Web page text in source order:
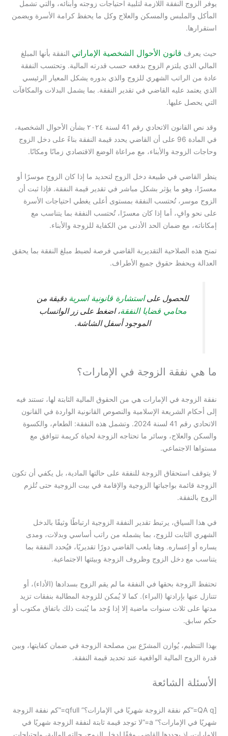
يوفر الزوج النفقة اللازمة لتلبية احتياجات زوجته وأبنائه، والتي تشمل
المأكل والملبس والمسكن والعلاج وكل ما يحفظ كرامة الأسرة ويضمن
استقرارها.
حيث يعرف قانون الأحوال الشخصية الإماراتي النفقة بأنها المبلغ
المالي الذي يلتزم الزوج بدفعه حسب قدرته المالية. وتحتسب النفقة
عادة من الراتب الشهري للزوج والذي بدوره يشكل المعيار الرئيسي
الذي يعتمد عليه القاضي في تقدير النفقة. بما يشمل البدلات والمكافآت
التي يحصل عليها.
وقد نص القانون الاتحادي رقم 41 لسنة ٢٠٢٤ بشأن الأحوال الشخصية،
في المادة 96 على أن القاضي يحدد قيمة النفقة بناءً على دخل الزوج
وحاجات الزوجة والأبناء، مع مراعاة الوضع الاقتصادي زمانًا ومكانًا.
ينظر القاضي في طبيعة دخل الزوج لتحديد ما إذا كان الزوج موسرًا أو
معسرًا، وهو ما يؤثر بشكل مباشر في تقدير قيمة النفقة. فإذا ثبت أن
الزوج موسر، تُحتسب النفقة بمستوى أعلى يغطي احتياجات الأسرة
على نحو وافٍ، أما إذا كان معسرًا، تُحتسب النفقة بما يتناسب مع
إمكاناته، مع ضمان الحد الأدنى من الكفاية للزوجة والأبناء.
تمنح هذه الصلاحية التقديرية القاضي فرصة لضبط مبلغ النفقة بما يحقق
العدالة ويحفظ حقوق جميع الأطراف.
للحصول علىاستشارة قانونية اسرية دقيقة من
محامي قضايا النفقة، اضغط على زر الواتساب
الموجود أسفل الشاشة.
ما هي نفقة الزوجة في الإمارات؟
نفقة الزوجة في الإمارات هي من الحقوق المالية الثابتة لها، تستند فيه
إلى أحكام الشريعة الإسلامية والنصوص القانونية الواردة في القانون
الاتحادي رقم 41 لسنة 2024. وتشمل هذه النفقة: الطعام، والكسوة
والسكن والعلاج، وسائر ما تحتاجه الزوجة لحياة كريمة تتوافق مع
مستواها الاجتماعي.
لا يتوقف استحقاق الزوجة للنفقة على حالتها المادية، بل يكفي أن تكون
الزوجة قائمة بواجباتها الزوجية والإقامة في بيت الزوجية حتى تُلزم
الزوج بالنفقة.
في هذا السياق، يرتبط تقدير النفقة الزوجية ارتباطًا وثيقًا بالدخل
الشهري الثابت للزوج، بما يشمله من راتب أساسي وبدلات، ومدى
يساره أو إعساره. وهنا يلعب القاضي دورًا تقديريًا، فيُحدد النفقة بما
يتناسب مع دخل الزوج وظروف الزوجة وبيئتها الاجتماعية.
تحتفظ الزوجة بحقها في النفقة ما لم يقم الزوج بسدادها (الأداء)، أو
تتنازل عنها بإرادتها (البراء). كما لا يُمكن للزوجة المطالبة بنفقات تزيد
مدتها على ثلاث سنوات ماضية إلا إذا وُجد ما يُثبت ذلك باتفاق مكتوب أو
حكم سابق.
بهذا التنظيم، يُوازن المشرّع بين مصلحة الزوجة في ضمان كفايتها، وبين
قدرة الزوج المالية الواقعية عند تحديد قيمة النفقة.
الأسئلة الشائعة
[QA q=”كم نفقة الزوجة شهريًا في الإمارات؟” qfull=”كم نفقة الزوجة
شهريًا في الإمارات؟” a=”لا توجد قيمة ثابتة لنفقة الزوجة شهريًا في